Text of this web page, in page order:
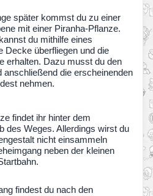
später kommst du zu einer
mit einer Piranha-Pflanze.
du mithilfe eines
Decke überfliegen und die
erhalten. Dazu musst du den
anschließend die erscheinenden
nehmen.
findet ihr hinter dem
des Weges. Allerdings wirst du
nicht einsammeln
neben der kleinen
findest du nach den